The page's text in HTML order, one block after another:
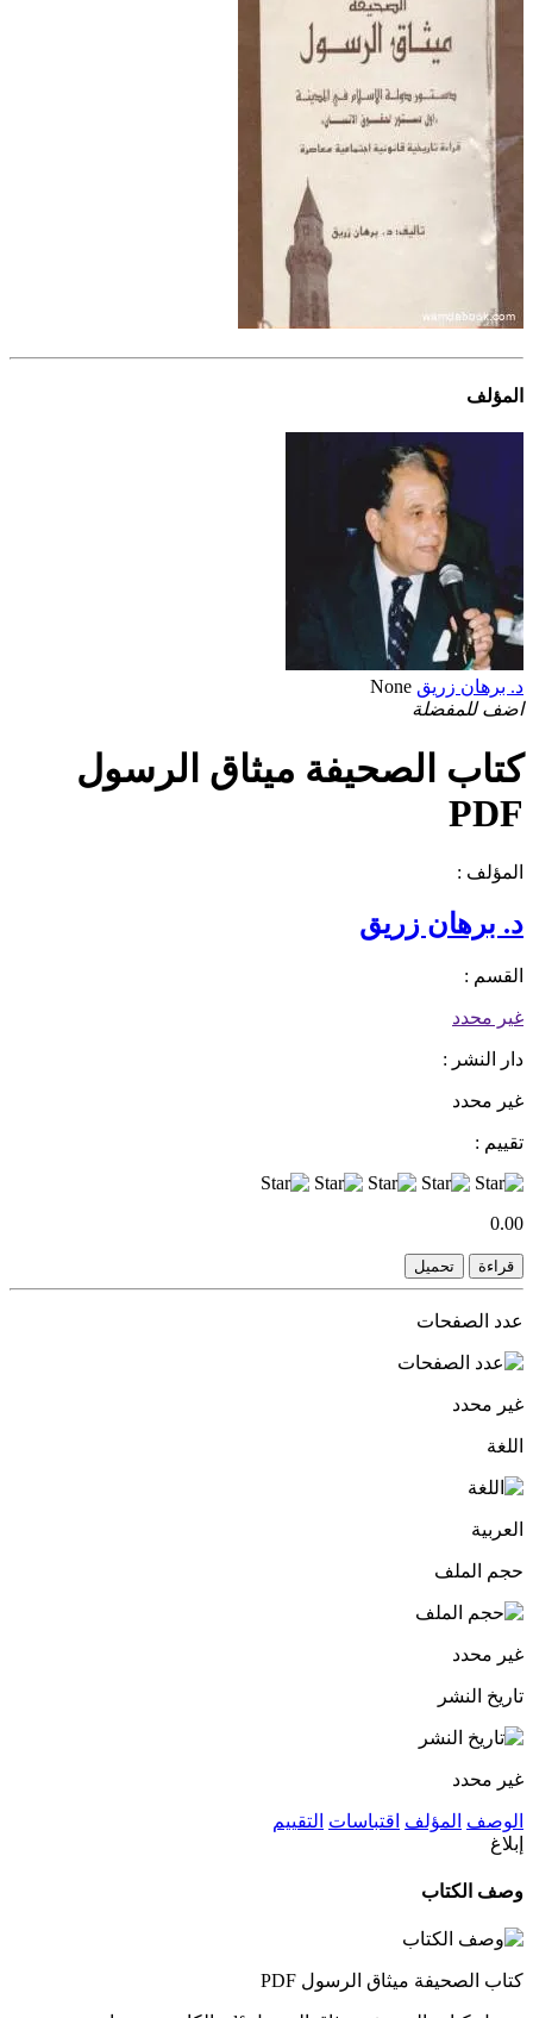
المؤلف
د. برهان زريق None
اضف للمفضلة
كتاب الصحيفة ميثاق الرسول
PDF
المؤلف :
د. برهان زريق
القسم :
غير محدد
دار النشر :
غير محدد
تقييم :
0.00
قراءة تحميل
عدد الصفحات
غير محدد
اللغة
العربية
حجم الملف
غير محدد
تاريخ النشر
غير محدد
الوصف المؤلف اقتباسات التقييم
إبلاغ
وصف الكتاب
كتاب الصحيفة ميثاق الرسول PDF